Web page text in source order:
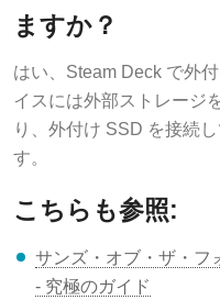
ますか？
はい、Steam Deck で外
イスには外部ストレージ
り、外付け SSD を接続
す。
こちらも参照:
サンズ・オブ・ザ・フ
- 究極のガイド